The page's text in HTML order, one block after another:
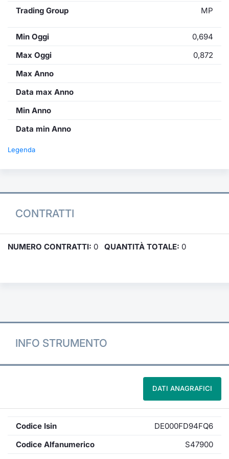
Trading Group MP
Min Oggi
0,694
Max Oggi
0,872
Max Anno
Data max Anno
Min Anno
Data min Anno
Legenda
CONTRATTI
NUMERO CONTRATTI: 0 QUANTITÀ TOTALE: 0
INFO STRUMENTO
DATI ANAGRAFICI
Codice Isin
DE000FD94FQ6
Codice Alfanumerico
S47900